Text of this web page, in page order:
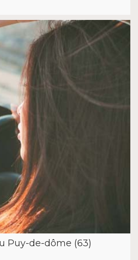
Puy-de-dôme (63)